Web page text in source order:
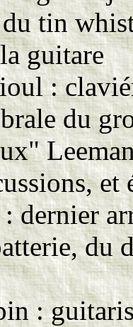
tin
guitare
:
du
dernier
du
: